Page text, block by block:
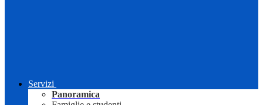
Servizi
Panoramica